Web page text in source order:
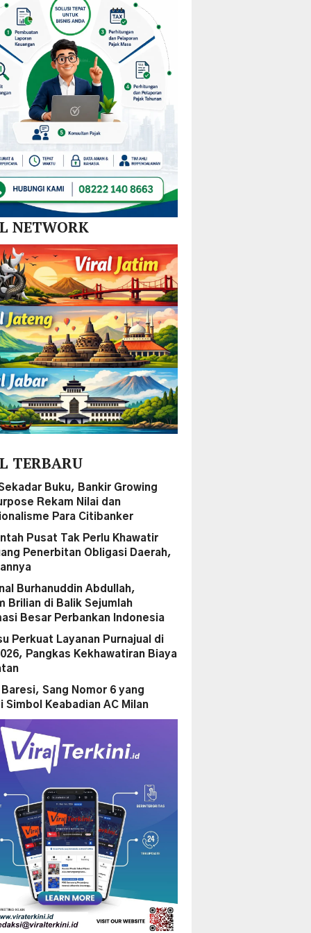
Nikel
dan
SPBE
NETWORK
TERBARU
Buku, Bankir Growing
Rekam Nilai dan
Para Citibanker
Pusat Tak Perlu Khawatir
Penerbitan Obligasi Daerah,
Burhanuddin Abdullah,
Brilian di Balik Sejumlah
Besar Perbankan Indonesia
Perkuat Layanan Purnajual di
Pangkas Kekhawatiran Biaya
Baresi, Sang Nomor 6 yang
Simbol Keabadian AC Milan